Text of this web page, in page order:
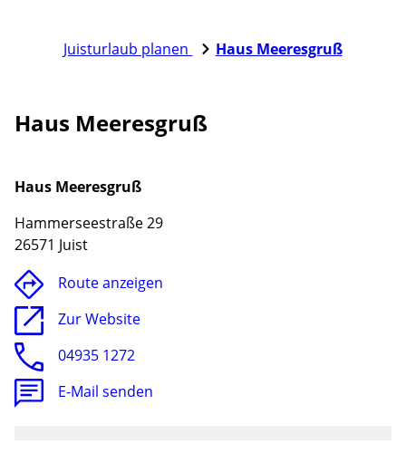
Juisturlaub planen Haus Meeresgruß
Haus Meeresgruß
Haus Meeresgruß
Hammerseestraße 29
26571 Juist
Route anzeigen
Zur Website
04935 1272
E-Mail senden